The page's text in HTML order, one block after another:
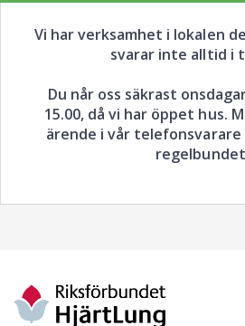
Vi har verksamhet i lokalen
svarar inte alltid i
Du når oss säkrast
15.00, då vi har öppet hus.
ärende i vår telefonsvarare